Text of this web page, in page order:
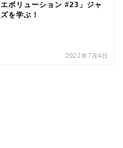
エボリューション #23」ジャ
ズを学ぶ！
2022年7月4日